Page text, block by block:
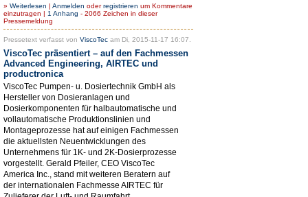
» Weiterlesen | Anmelden oderregistrieren um Kommentare
einzutragen | 1 Anhang - 2066 Zeichen in dieser
Pressemeldung
Pressetext verfasst von ViscoTec am Di, 2015-11-17 16:07.
ViscoTec präsentiert – auf den Fachmessen
Advanced Engineering, AIRTEC und
productronica
ViscoTec Pumpen- u. Dosiertechnik GmbH als
Hersteller von Dosieranlagen und
Dosierkomponenten für halbautomatische und
vollautomatische Produktionslinien und
Montageprozesse hat auf einigen Fachmessen
die aktuellsten Neuentwicklungen des
Unternehmens für 1K- und 2K-Dosierprozesse
vorgestellt. Gerald Pfeiler, CEO ViscoTec
America Inc., stand mit weiteren Beratern auf
der internationalen Fachmesse AIRTEC für